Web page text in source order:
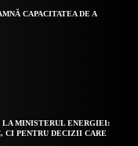
CAPACITATEA DE A
MINISTERUL ENERGIEI:
CI PENTRU DECIZII CARE